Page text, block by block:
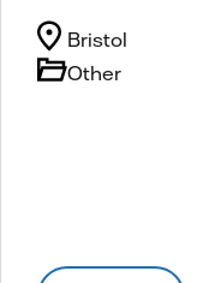
Other
Bristol